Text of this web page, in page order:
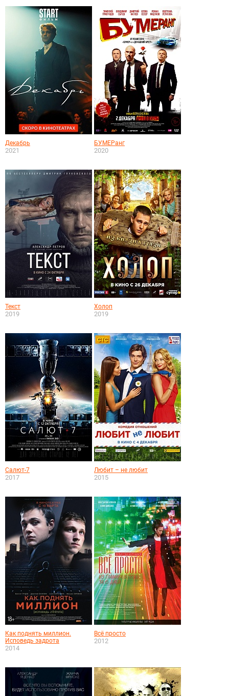
Декабрь
2021
БУМЕРанг
2020
Текст
2019
Холоп
2019
Салют-7
2017
Любит – не любит
2015
Как поднять миллион.
Исповедь задрота
2014
Всё просто
2012